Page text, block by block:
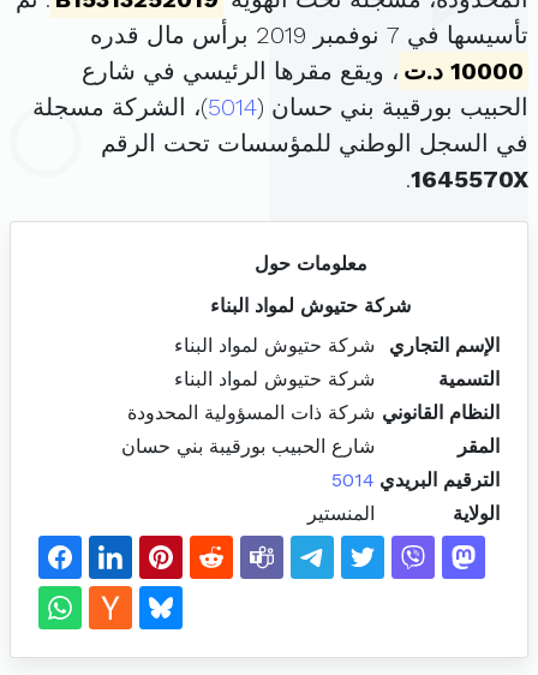
تأسيسها في 7 نوفمبر 2019 برأس مال قدره
10000 د.ت
، ويقع مقرها الرئيسي في شارع
الحبيب بورقيبة بني حسان (5014)، الشركة مسجلة
في السجل الوطني للمؤسسات تحت الرقم
1645570X
.
معلومات حول
شركة حتيوش لمواد البناء
الإسم التجاري
شركة حتيوش لمواد البناء
التسمية
شركة حتيوش لمواد البناء
النظام القانوني شركة ذات المسؤولية المحدودة
المقر
شارع الحبيب بورقيبة بني حسان
الترقيم البريدي 5014
الولاية
المنستير